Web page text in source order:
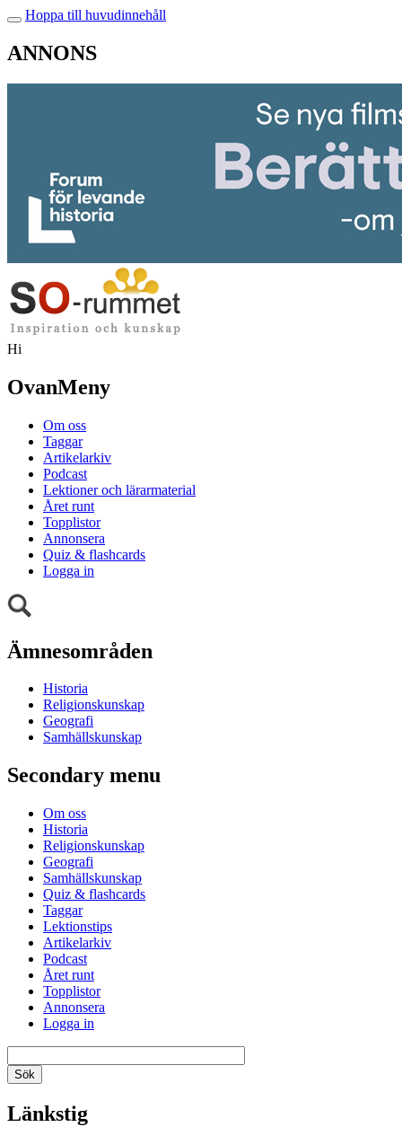
Hoppa till huvudinnehåll
ANNONS
Hi
OvanMeny
Om oss
Taggar
Artikelarkiv
Podcast
Lektioner och lärarmaterial
Året runt
Topplistor
Annonsera
Quiz & flashcards
Logga in
Ämnesområden
Historia
Religionskunskap
Geografi
Samhällskunskap
Secondary menu
Om oss
Historia
Religionskunskap
Geografi
Samhällskunskap
Quiz & flashcards
Taggar
Lektionstips
Artikelarkiv
Podcast
Året runt
Topplistor
Annonsera
Logga in
Länkstig